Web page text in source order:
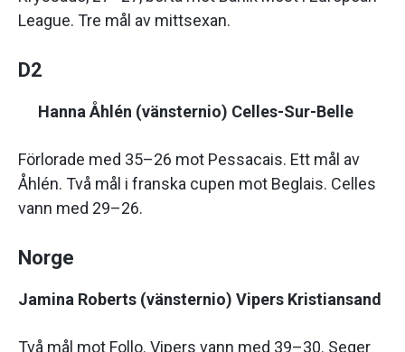
League. Tre mål av mittsexan.
D2
Hanna Åhlén (vänsternio) Celles-Sur-Belle
Förlorade med 35–26 mot Pessacais. Ett mål av
Åhlén. Två mål i franska cupen mot Beglais. Celles
vann med 29–26.
Norge
Jamina Roberts (vänsternio) Vipers Kristiansand
Två mål mot Follo. Vipers vann med 39–30. Seger